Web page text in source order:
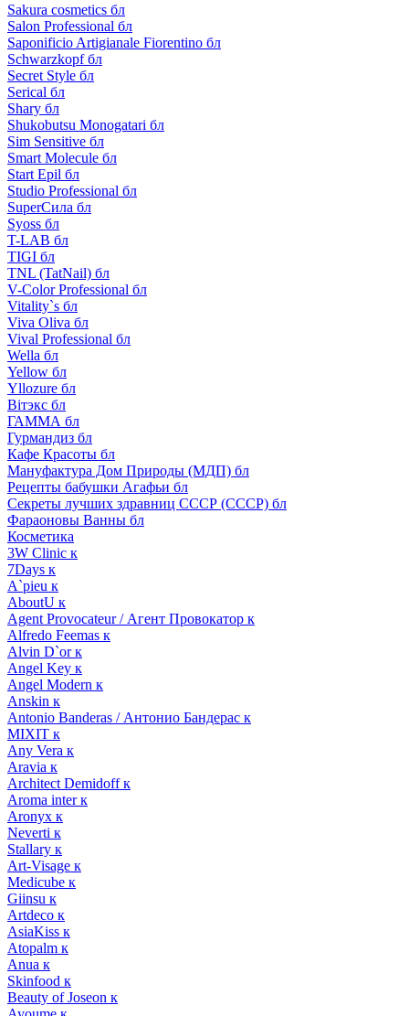
Sakura cosmetics бл
Salon Professional бл
Saponificio Artigianale Fiorentino бл
Schwarzkopf бл
Secret Style бл
Serical бл
Shary бл
Shukobutsu Monogatari бл
Sim Sensitive бл
Smart Molecule бл
Start Epil бл
Studio Professional бл
SuperСила бл
Syoss бл
T-LAB бл
TIGI бл
TNL (TatNail) бл
V-Color Professional бл
Vitality`s бл
Viva Oliva бл
Vival Professional бл
Wella бл
Yellow бл
Yllozure бл
Вiтэкс бл
ГАММА бл
Гурмандиз бл
Кафе Красоты бл
Мануфактура Дом Природы (МДП) бл
Рецепты бабушки Агафьи бл
Секреты лучших здравниц СССР (СССР) бл
Фараоновы Ванны бл
Косметика
3W Clinic к
7Days к
A`pieu к
AboutU к
Agent Provocateur / Агент Провокатор к
Alfredo Feemas к
Alvin D`or к
Angel Key к
Angel Modern к
Anskin к
Antonio Banderas / Антонио Бандерас к
MIXIT к
Any Vera к
Aravia к
Architect Demidoff к
Aroma inter к
Aronyx к
Neverti к
Stallary к
Art-Visage к
Medicube к
Giinsu к
Artdeco к
AsiaKiss к
Atopalm к
Anua к
Skinfood к
Beauty of Joseon к